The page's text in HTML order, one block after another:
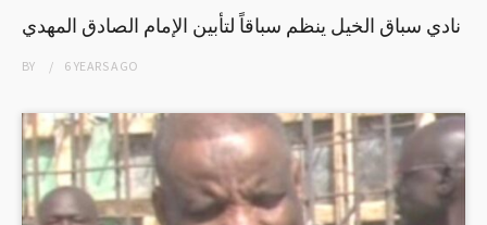
نادي سباق الخيل ينظم سباقاً لتأبين الإمام الصادق المهدي
BY 6 YEARSAGO